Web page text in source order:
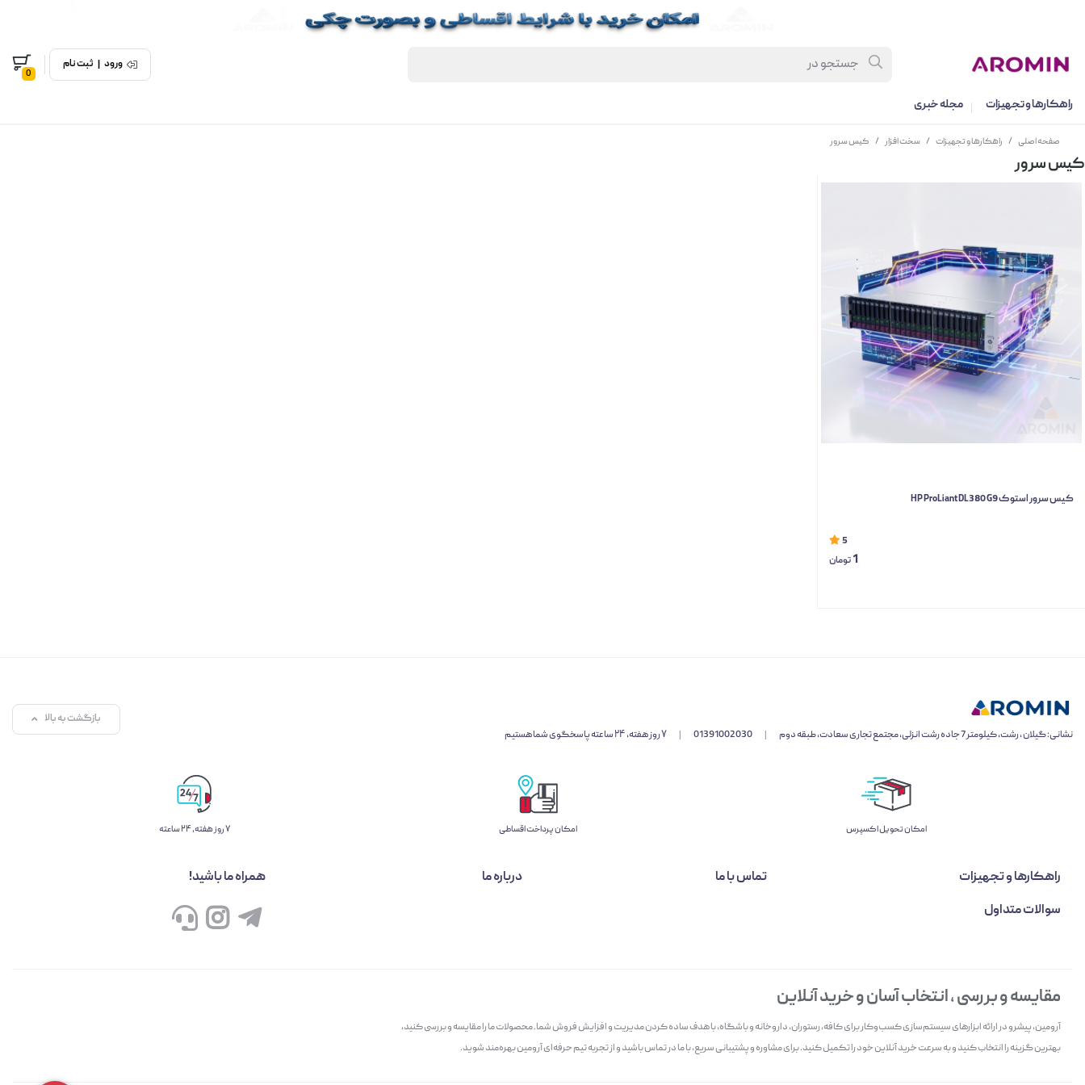
ورود | ثبت نام
0
راهکارها و تجهیزات مجله خبری
صفحه اصلی / راهکارها و تجهیزات / سخت افزار / کیس سرور
کیس سرور
کیس سرور استوک HP ProLiant DL380 G9
5
1تومان
نشانی: گیلان ، رشت، کیلومتر 7 جاده رشت انزلی، مجتمع تجاری سعادت، طبقه دوم |
01391002030
| ۷ روز هفته، ۲۴ ساعته پاسخگوی شما هستیم
بازگشت به بالا
اﻣﮑﺎن ﺗﺤﻮﯾﻞ اﮐﺴﭙﺮس امکان پرداخت اقساطی ۷ روز ﻫﻔﺘﻪ، ۲۴ ﺳﺎﻋﺘﻪ
راهکارها و تجهیزات تماس با ما
درباره ما
سوالات متداول
همراه ما باشید!
مقایسه و بررسی ، انتخاب آسان و خرید آنلاین
آرومین، پیشرو در ارائه ابزارهای سیستم‌سازی کسب‌وکار برای کافه، رستوران، داروخانه و باشگاه، با هدف ساده کردن مدیریت و افزایش فروش شما. محصولات ما را مقایسه و بررسی کنید،
بهترین گزینه را انتخاب کنید و به سرعت خرید آنلاین خود را تکمیل کنید. برای مشاوره و پشتیبانی سریع، با ما در تماس باشید و از تجربه تیم حرفه‌ای آرومین بهره‌مند شوید.